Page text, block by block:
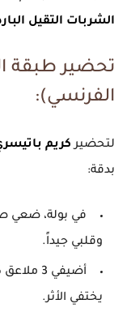
الشربات التقيل
تحضير طبقة
الفرنسي):
لتحضيركريم
بدقة:
وقلبي جيداً.
أضيفي
يختفي الأثر.